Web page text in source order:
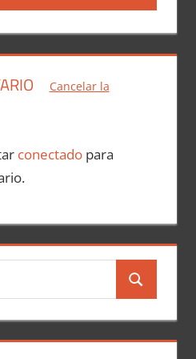
Cancelar la
conectadopara
B
s